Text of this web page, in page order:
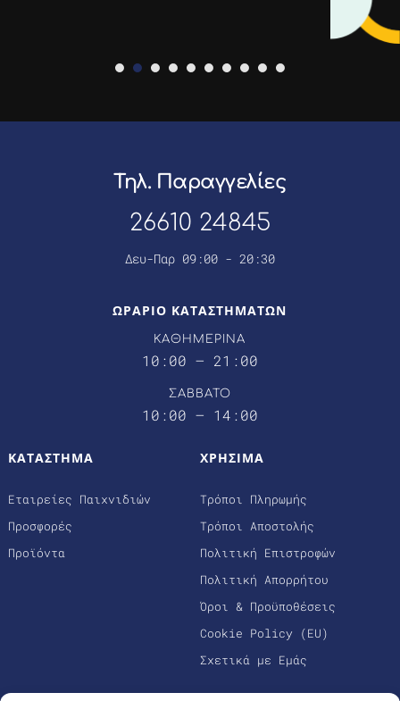
Τηλ. Παραγγελίες
26610 24845
Δευ-Παρ 09:00 - 20:30
ΩΡΑΡΙΟ ΚΑΤΑΣΤΗΜΑΤΩΝ
ΚΑΘΗΜΕΡΙΝΑ
10:00 – 21:00
ΣΑΒΒΑΤΟ
10:00 – 14:00
ΚΑΤΑΣΤΗΜΑ
Εταιρείες Παιχνιδιών
Προσφορές
Προϊόντα
ΧΡΗΣΙΜΑ
Τρόποι Πληρωμής
Τρόποι Αποστολής
Πολιτική Επιστροφών
Πολιτική Απορρήτου
Όροι & Προϋποθέσεις
Cookie Policy (EU)
Σχετικά με Εμάς